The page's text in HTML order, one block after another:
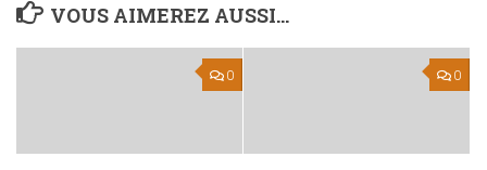
VOUS AIMEREZ AUSSI...
0 0